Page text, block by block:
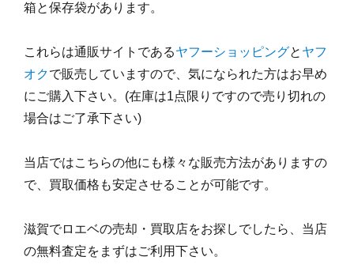
箱と保存袋があります。
これらは通販サイトであるヤフーショッピングと ヤフ
オクで販売していますので、気になられた方はお早め
にご購入下さい。(在庫は1点限りですので売り切れの
場合はご了承下さい)
当店ではこちらの他にも様々な販売方法がありますの
で、買取価格も安定させることが可能です。
滋賀でロエベの売却・買取店をお探しでしたら、当店
の無料査定をまずはご利用下さい。